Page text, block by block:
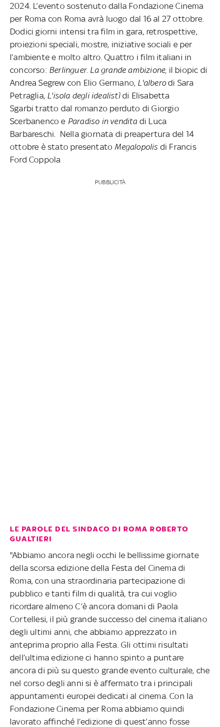
2024. L’evento sostenuto dalla Fondazione Cinema
per Roma con Roma avrà luogo dal 16 al 27 ottobre.
Dodici giorni intensi tra film in gara, retrospettive,
proiezioni speciali, mostre, iniziative sociali e per
l’ambiente e molto altro. Quattro i film italiani in
concorso: Berlinguer. La grande ambizione, il biopic di
Andrea Segrew con Elio Germano, L'alberodi Sara
Petraglia, L'isola degli idealistìdi Elisabetta
Sgarbi tratto dal romanzo perduto di Giorgio
Scerbanenco e Paradiso in venditadi Luca
Barbareschi. Nella giornata di preapertura del 14
ottobre è stato presentato Megalopolis di Francis
Ford Coppola
PUBBLICITÀ
LE PAROLE DEL SINDACO DI ROMA ROBERTO
GUALTIERI
"Abbiamo ancora negli occhi le bellissime giornate
della scorsa edizione della Festa del Cinema di
Roma, con una straordinaria partecipazione di
pubblico e tanti film di qualità, tra cui voglio
ricordare almeno C’è ancora domani di Paola
Cortellesi, il più grande successo del cinema italiano
degli ultimi anni, che abbiamo apprezzato in
anteprima proprio alla Festa. Gli ottimi risultati
dell’ultima edizione ci hanno spinto a puntare
ancora di più su questo grande evento culturale, che
nel corso degli anni si è affermato tra i principali
appuntamenti europei dedicati al cinema. Con la
Fondazione Cinema per Roma abbiamo quindi
lavorato affinché l’edizione di quest’anno fosse